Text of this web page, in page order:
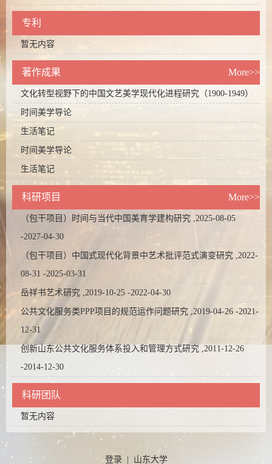
专利
暂无内容
著作成果 More>>
文化转型视野下的中国文艺美学现代化进程研究（1900-1949）
时间美学导论
生活笔记
时间美学导论
生活笔记
科研项目 More>>
（包干项目）时间与当代中国美育学建构研究 ,2025-08-05
-2027-04-30
（包干项目）中国式现代化背景中艺术批评范式演变研究 ,2022-
08-31 -2025-03-31
岳祥书艺术研究 ,2019-10-25 -2022-04-30
公共文化服务类PPP项目的规范运作问题研究 ,2019-04-26 -2021-
12-31
创新山东公共文化服务体系投入和管理方式研究 ,2011-12-26
-2014-12-30
科研团队
暂无内容
登录| 山东大学